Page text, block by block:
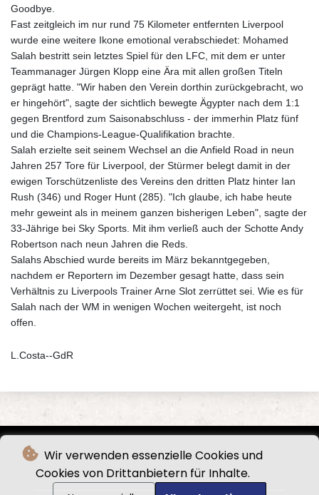
Wir verwenden essenzielle Cookies und
Cookies von Drittanbietern für Inhalte.
Goodbye.
Fast zeitgleich im nur rund 75 Kilometer entfernten Liverpool
wurde eine weitere Ikone emotional verabschiedet: Mohamed
Salah bestritt sein letztes Spiel für den LFC, mit dem er unter
Teammanager Jürgen Klopp eine Ära mit allen großen Titeln
geprägt hatte. "Wir haben den Verein dorthin zurückgebracht, wo
er hingehört", sagte der sichtlich bewegte Ägypter nach dem 1:1
gegen Brentford zum Saisonabschluss - der immerhin Platz fünf
und die Champions-League-Qualifikation brachte.
Salah erzielte seit seinem Wechsel an die Anfield Road in neun
Jahren 257 Tore für Liverpool, der Stürmer belegt damit in der
ewigen Torschützenliste des Vereins den dritten Platz hinter Ian
Rush (346) und Roger Hunt (285). "Ich glaube, ich habe heute
mehr geweint als in meinem ganzen bisherigen Leben", sagte der
33-Jährige bei Sky Sports. Mit ihm verließ auch der Schotte Andy
Robertson nach neun Jahren die Reds.
Salahs Abschied wurde bereits im März bekanntgegeben,
nachdem er Reportern im Dezember gesagt hatte, dass sein
Verhältnis zu Liverpools Trainer Arne Slot zerrüttet sei. Wie es für
Salah nach der WM in wenigen Wochen weitergeht, ist noch
offen.
L.Costa--GdR